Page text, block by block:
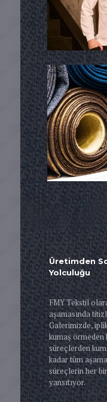
Üretimden
Yolculuğu
FMY Tekstil
aşamasında
Galerimizde,
kumaş
süreçlerden
kadar tüm
süreçlerin her
yansıtıyor.